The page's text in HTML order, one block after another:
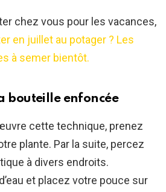
chez vous pour les vacances,
en juillet au potager ? Les
à semer bientôt.
bouteille enfoncée
cette technique, prenez
plante. Par la suite, percez
à divers endroits.
et placez votre pouce sur